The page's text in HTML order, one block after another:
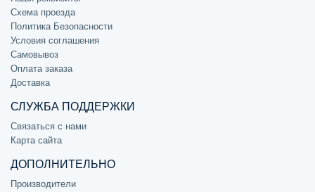
Схема проезда
Политика Безопасности
Условия соглашения
Самовывоз
Оплата заказа
Доставка
СЛУЖБА ПОДДЕРЖКИ
Связаться с нами
Карта сайта
ДОПОЛНИТЕЛЬНО
Производители